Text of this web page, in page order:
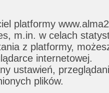
platformy
m.in. w celach
z platformy,
internetowej.
ustawień,
plików.